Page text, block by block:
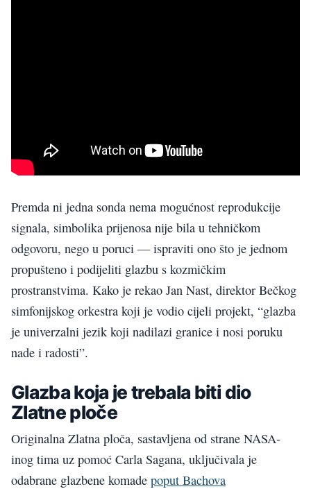
Premda ni jedna sonda nema mogućnost reprodukcije
signala, simbolika prijenosa nije bila u tehničkom
odgovoru, nego u poruci — ispraviti ono što je jednom
propušteno i podijeliti glazbu s kozmičkim
prostranstvima. Kako je rekao Jan Nast, direktor Bečkog
simfonijskog orkestra koji je vodio cijeli projekt, “glazba
je univerzalni jezik koji nadilazi granice i nosi poruku
nade i radosti”.
Glazba koja je trebala biti dio
Zlatne ploče
Originalna Zlatna ploča, sastavljena od strane NASA-
inog tima uz pomoć Carla Sagana, uključivala je
odabrane glazbene komade poput Bachova